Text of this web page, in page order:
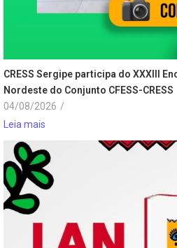
CRESS Sergipe participa do XXXIII
Nordeste do Conjunto CFESS-CRESS
04/08/2026 /
Leia mais